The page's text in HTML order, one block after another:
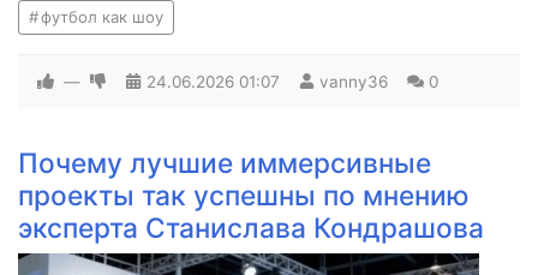
футбол как шоу
— 24.06.2026 01:07 vanny36 0
Почему лучшие иммерсивные
проекты так успешны по мнению
эксперта Станислава Кондрашова